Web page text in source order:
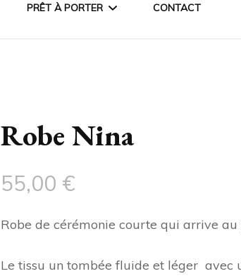
PRÊT À PORTER
PULLS & GILETS
JUPES & ROBES
BLOUSES ET CHEMISIERS
CONTACT
Robe Nina
55,00 €
Robe de cérémonie courte qui arrive au
Le tissu un tombée fluide et léger avec